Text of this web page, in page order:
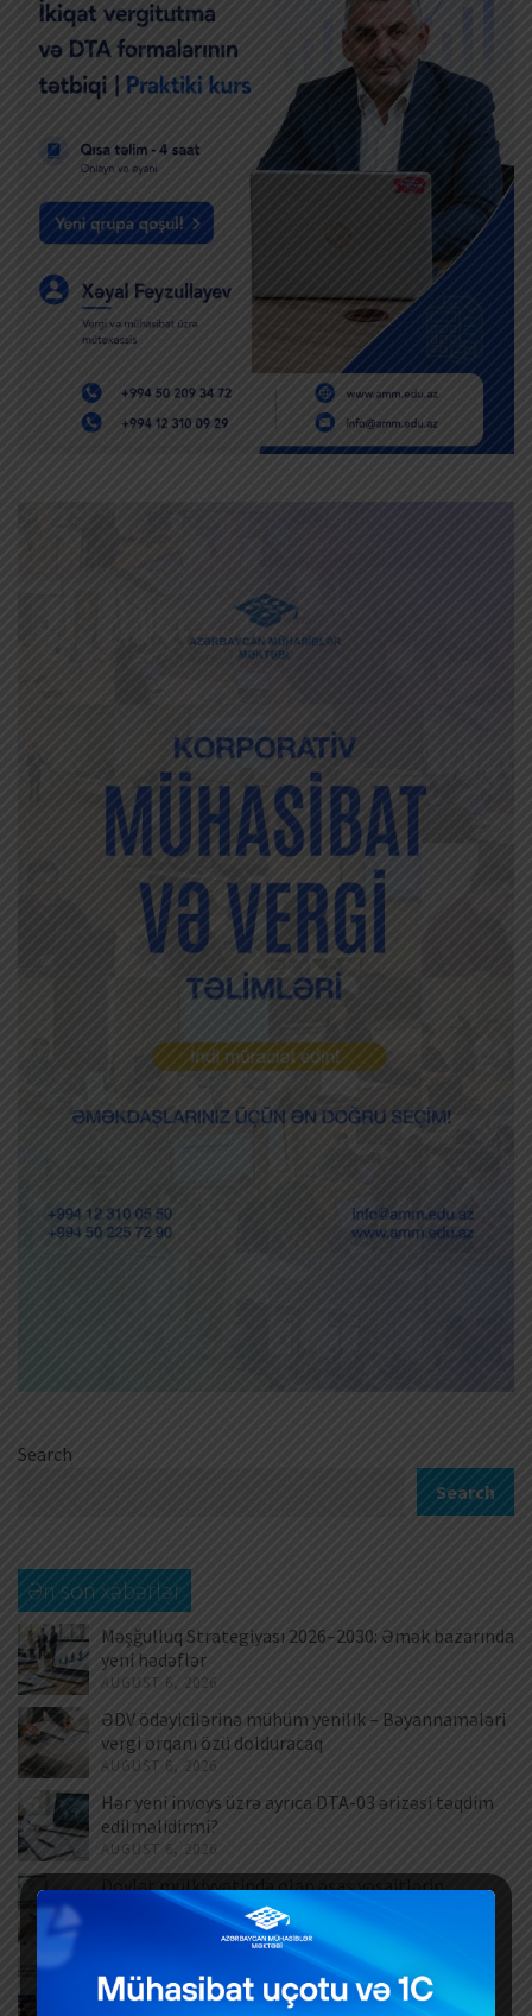
Search
Search
Ən son xəbərlər
Məşğulluq Strategiyası 2026–2030: Əmək bazarında
yeni hədəflər
AUGUST 6, 2026
ƏDV ödəyicilərinə mühüm yenilik – Bəyannamələri
vergi orqanı özü dolduracaq
AUGUST 6, 2026
Hər yeni invoys üzrə ayrıca DTA-03 ərizəsi təqdim
edilməlidirmi?
AUGUST 6, 2026
Dövlət mülkiyyətində olan əsas vəsaitlərin
verilməsi qaydası dəyişib
Əlilliyi olan işçinin əmək müqaviləsinə xitam
verilməsi